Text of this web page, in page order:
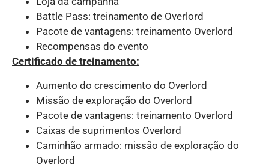
Battle Pass: treinamento de Overlord
Pacote de vantagens: treinamento Overlord
Recompensas do evento
Certificado de treinamento:
Aumento do crescimento do Overlord
Missão de exploração do Overlord
Pacote de vantagens: treinamento Overlord
Caixas de suprimentos Overlord
Caminhão armado: missão de exploração do
Overlord